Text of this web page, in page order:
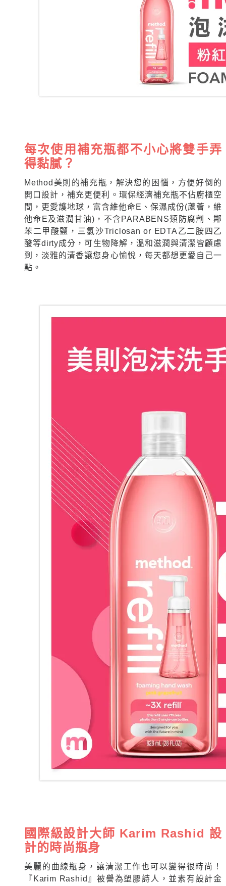
每次使用補充瓶都不小心將雙手弄
得黏膩？
Method美則的補充瓶，解決您的困惱，方便好倒的
開口設計，補充更便利。環保經濟補充瓶不佔廚櫃空
間，更愛護地球，富含維他命E、保濕成份(蘆薈，維
他命E及滋潤甘油)，不含PARABENS類防腐劑、鄰
苯二甲酸鹽，三氯沙Triclosan or EDTA乙二胺四乙
酸等dirty成分，可生物降解，溫和滋潤與清潔皆顧慮
到，淡雅的清香讓您身心愉悅，每天都想更愛自己一
點。
國際級設計大師 Karim Rashid 設
計的時尚瓶身
美麗的曲線瓶身，讓清潔工作也可以變得很時尚！
『Karim Rashid』被譽為塑膠詩人，並素有設計金